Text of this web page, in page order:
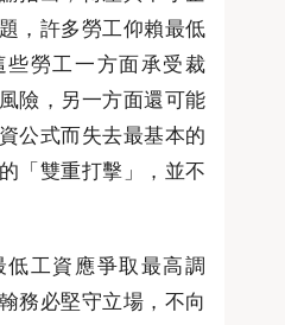
，許多勞工仰賴最低
勞工一方面承受裁
險，另一方面還可能
公式而失去最基本的
「雙重打擊」，並不
工資應爭取最高調
務必堅守立場，不向